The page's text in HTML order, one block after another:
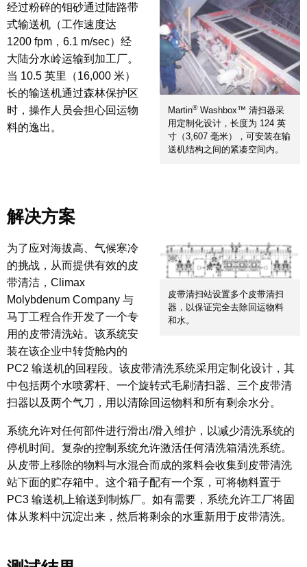
Martin®Washbox™ 清扫器采
用定制化设计，长度为 124 英
寸（3,607 毫米），可安装在输
送机结构之间的紧凑空间内。
经过粉碎的钼砂通过陆路带
式输送机（工作速度达
1200 fpm，6.1 m/sec）经
大陆分水岭运输到加工厂。
当 10.5 英里（16,000 米）
长的输送机通过森林保护区
时，操作人员会担心回运物
料的逸出。
解决方案
皮带清扫站设置多个皮带清扫
器，以保证完全去除回运物料
和水。
为了应对海拔高、气候寒冷
的挑战，从而提供有效的皮
带清洁，Climax
Molybdenum Company 与
马丁工程合作开发了一个专
用的皮带清洗站。该系统安
装在该企业中转货舱内的
PC2 输送机的回程段。该皮带清洗系统采用定制化设计，其
中包括两个水喷雾杆、一个旋转式毛刷清扫器、三个皮带清
扫器以及两个气刀，用以清除回运物料和所有剩余水分。
系统允许对任何部件进行滑出/滑入维护，以减少清洗系统的
停机时间。复杂的控制系统允许激活任何清洗箱清洗系统。
从皮带上移除的物料与水混合而成的浆料会收集到皮带清洗
站下面的贮存箱中。这个箱子配有一个泵，可将物料置于
PC3 输送机上输送到制炼厂。如有需要，系统允许工厂将固
体从浆料中沉淀出来，然后将剩余的水重新用于皮带清洗。